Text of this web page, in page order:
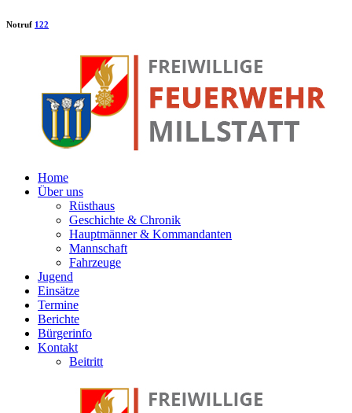
Notruf 122
Home
Über uns
Rüsthaus
Geschichte & Chronik
Hauptmänner & Kommandanten
Mannschaft
Fahrzeuge
Jugend
Einsätze
Termine
Berichte
Bürgerinfo
Kontakt
Beitritt